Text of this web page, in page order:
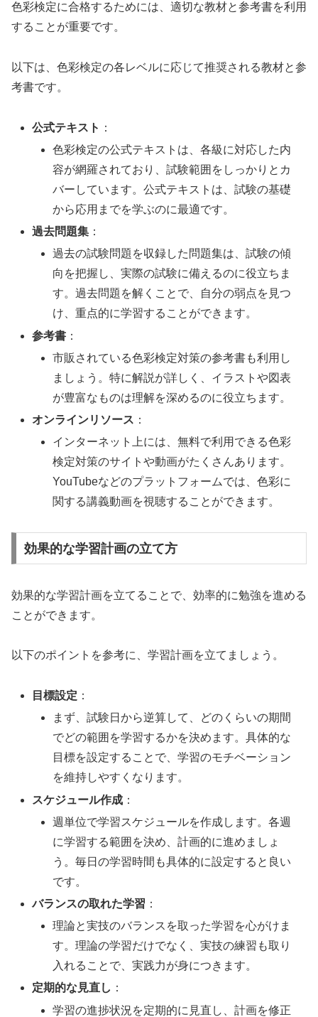
色彩検定に合格するためには、適切な教材と参考書を利用
することが重要です。
以下は、色彩検定の各レベルに応じて推奨される教材と参
考書です。
公式テキスト ：
色彩検定の公式テキストは、各級に対応した内
容が網羅されており、試験範囲をしっかりとカ
バーしています。公式テキストは、試験の基礎
から応用までを学ぶのに最適です。
過去問題集 ：
過去の試験問題を収録した問題集は、試験の傾
向を把握し、実際の試験に備えるのに役立ちま
す。過去問題を解くことで、自分の弱点を見つ
け、重点的に学習することができます。
参考書 ：
市販されている色彩検定対策の参考書も利用し
ましょう。特に解説が詳しく、イラストや図表
が豊富なものは理解を深めるのに役立ちます。
オンラインリソース ：
インターネット上には、無料で利用できる色彩
検定対策のサイトや動画がたくさんあります。
YouTubeなどのプラットフォームでは、色彩に
関する講義動画を視聴することができます。
効果的な学習計画の立て方
効果的な学習計画を立てることで、効率的に勉強を進める
ことができます。
以下のポイントを参考に、学習計画を立てましょう。
目標設定 ：
まず、試験日から逆算して、どのくらいの期間
でどの範囲を学習するかを決めます。具体的な
目標を設定することで、学習のモチベーション
を維持しやすくなります。
スケジュール作成 ：
週単位で学習スケジュールを作成します。各週
に学習する範囲を決め、計画的に進めましょ
う。毎日の学習時間も具体的に設定すると良い
です。
バランスの取れた学習 ：
理論と実技のバランスを取った学習を心がけま
す。理論の学習だけでなく、実技の練習も取り
入れることで、実践力が身につきます。
定期的な見直し ：
学習の進捗状況を定期的に見直し、計画を修正